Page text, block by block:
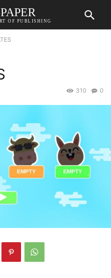
OF PUBLISHING
0
310